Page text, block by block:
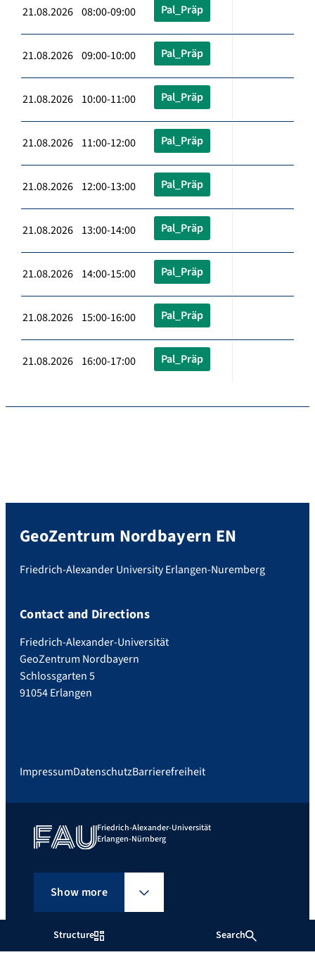
Structure Search
21.08.2026 08:00-09:00 Pal_Präp
21.08.2026 09:00-10:00 Pal_Präp
21.08.2026 10:00-11:00 Pal_Präp
21.08.2026 11:00-12:00 Pal_Präp
21.08.2026 12:00-13:00 Pal_Präp
21.08.2026 13:00-14:00 Pal_Präp
21.08.2026 14:00-15:00 Pal_Präp
21.08.2026 15:00-16:00 Pal_Präp
21.08.2026 16:00-17:00 Pal_Präp
GeoZentrum Nordbayern EN
Friedrich-Alexander University Erlangen-Nuremberg
Contact and Directions
Friedrich-Alexander-Universität
GeoZentrum Nordbayern
Schlossgarten 5
91054 Erlangen
ImpressumDatenschutzBarrierefreiheit
Friedrich-Alexander-Universität
Erlangen-Nürnberg
Show more